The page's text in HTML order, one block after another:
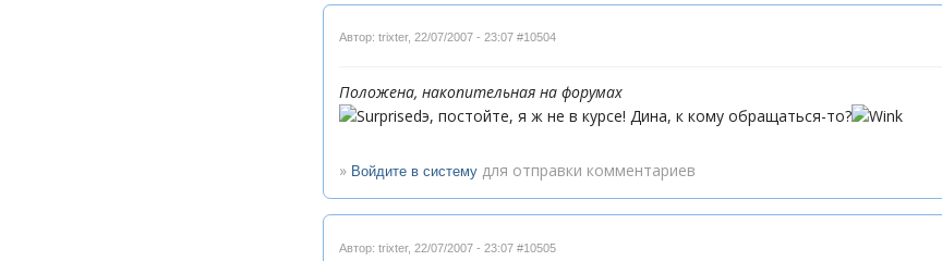
Автор: trixter, 22/07/2007 - 23:07 #10504
Положена, накопительная на форумах
э, постойте, я ж не в курсе! Дина, к кому обращаться-то?
» Войдите в систему для отправки комментариев
Автор: trixter, 22/07/2007 - 23:07 #10505